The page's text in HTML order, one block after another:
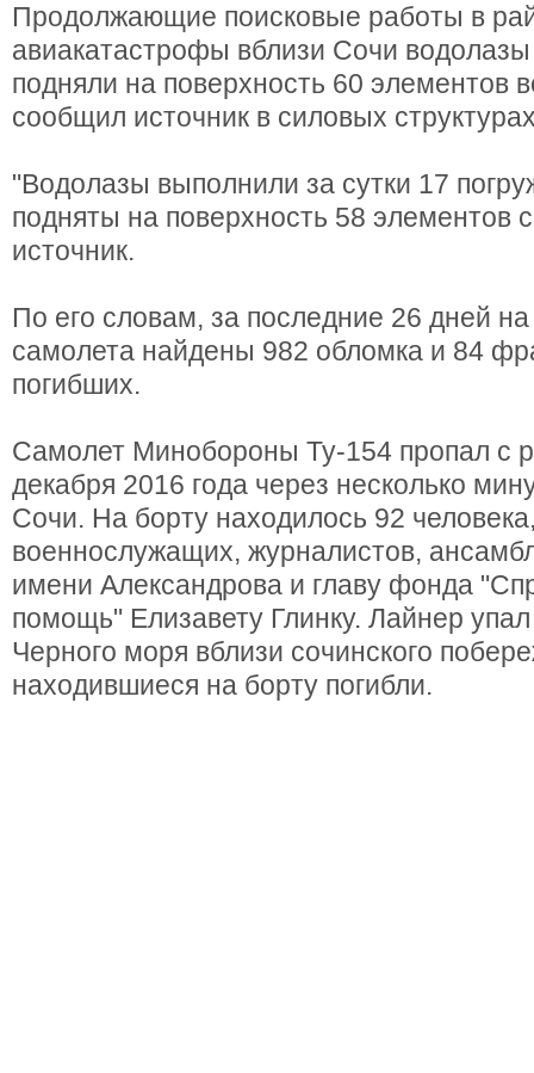
Продолжающие поисковые работы в
авиакатастрофы вблизи Сочи
подняли на поверхность 60 элементов
сообщил источник в силовых
"Водолазы выполнили за сутки 17
подняты на поверхность 58 элементов
источник.
По его словам, за последние 26 дней
самолета найдены 982 обломка и 84
погибших.
Самолет Минобороны Ту-154 пропал с
декабря 2016 года через несколько
Сочи. На борту находилось 92
военнослужащих, журналистов,
имени Александрова и главу фонда
помощь" Елизавету Глинку. Лайнер
Черного моря вблизи сочинского
находившиеся на борту погибли.